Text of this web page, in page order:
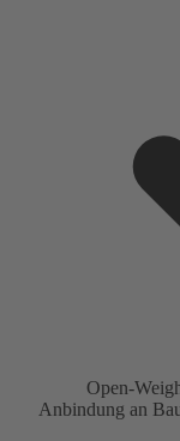
Open-
Anbindung an